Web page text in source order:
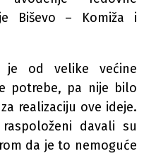
Biševo – Komiža i
je od velike većine
potrebe, pa nije bilo
realizaciju ove ideje.
davali su
da je to nemoguće